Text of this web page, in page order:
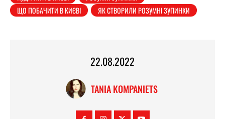
ЩО ПОБАЧИТИ В КИЄВІ
ЯК СТВОРИЛИ РОЗУМНІ ЗУПИНКИ
22.08.2022
TANIA KOMPANIETS